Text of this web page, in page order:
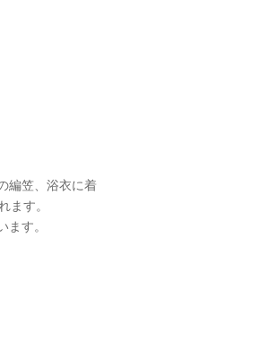
編笠、浴衣に着
ます。
ます。